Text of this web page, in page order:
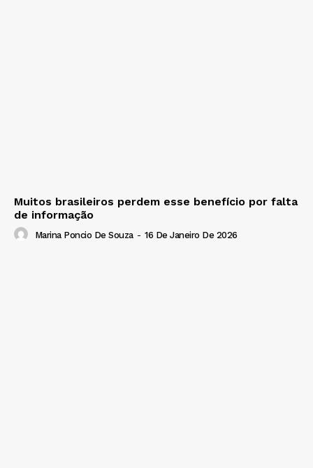
Muitos brasileiros perdem esse benefício por falta
de informação
Marina Poncio De Souza - 16 De Janeiro De 2026